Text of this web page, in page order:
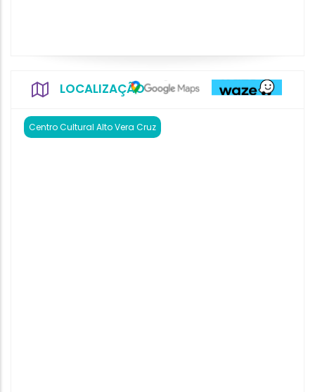
LOCALIZAÇÃO
Centro Cultural Alto Vera Cruz